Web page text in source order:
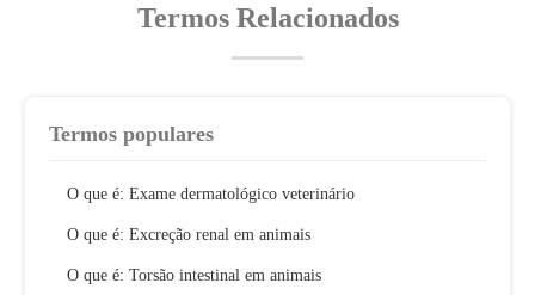
Termos Relacionados
Termos populares
O que é: Exame dermatológico veterinário
O que é: Excreção renal em animais
O que é: Torsão intestinal em animais